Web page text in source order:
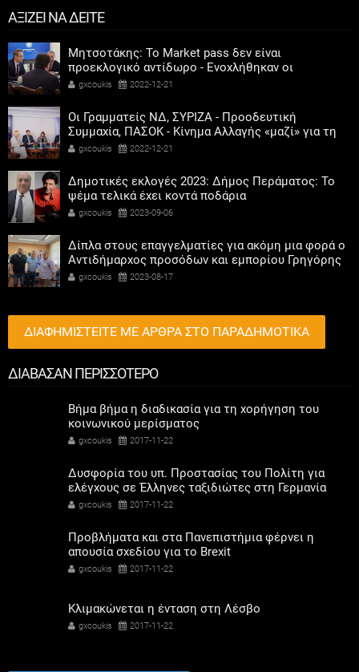
ΑΞΙΖΕΙ ΝΑ ΔΕΙΤΕ
Μητσοτάκης: Το Market pass δεν είναι
προεκλογικό αντίδωρο - Ενοχλήθηκαν οι
αριστεροί του χαβιαριού
gxcoukis 2022-12-21
Οι Γραμματείς ΝΔ, ΣΥΡΙΖΑ - Προοδευτική
Συμμαχία, ΠΑΣΟΚ - Κίνημα Αλλαγής «μαζί» για τη
συμμετοχή των γυναικών στην πολιτική
gxcoukis 2022-12-21
Δημοτικές εκλογές 2023: Δήμος Περάματος: Το
ψέμα τελικά έχει κοντά ποδάρια
gxcoukis 2023-09-06
Δίπλα στους επαγγελματίες για ακόμη μια φορά ο
Αντιδήμαρχος προσόδων και εμπορίου Γρηγόρης
Καψοκόλης
gxcoukis 2023-08-17
ΔΙΑΦΗΜΙΣΤΕΙΤΕ ΜΕ ΑΡΘΡΑ ΣΤΟ ΠΑΡΑΔΗΜΟΤΙΚΑ
ΔΙΑΒΑΣΑΝ ΠΕΡΙΣΣΟΤΕΡΟ
Βήμα βήμα η διαδικασία για τη χορήγηση του
κοινωνικού μερίσματος
gxcoukis 2017-11-22
Δυσφορία του υπ. Προστασίας του Πολίτη για
ελέγχους σε Έλληνες ταξιδιώτες στη Γερμανία
gxcoukis 2017-11-22
Προβλήματα και στα Πανεπιστήμια φέρνει η
απουσία σχεδίου για το Brexit
gxcoukis 2017-11-22
Κλιμακώνεται η ένταση στη Λέσβο
gxcoukis 2017-11-22